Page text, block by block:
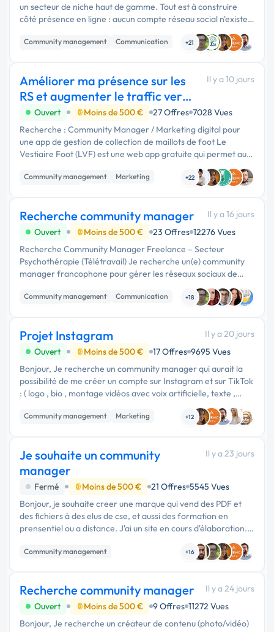
un secteur de niche haut de gamme. Tout est à construire
côté présence en ligne : aucun compte réseau social n'existe
encore. Le secteur exact sera communiqué aux candidats
retenus. Votre...
Community management
Communication
+21
Améliorer ma présence sur les
RS et augmenter le traffic vers
mon app
Il y a 10 jours
Ouvert Moins de 500 € 27 Offres 7028 Vues
Recherche : Community Manager / Marketing digital pour
une app de gestion de collection de maillots de foot Le
Vestiaire Foot (LVF) est une web app gratuite qui permet aux
Community management
Marketing
+22
Recherche community manager
Il y a 16 jours
Ouvert
Moins de 500 € 23 Offres 12276 Vues
Recherche Community Manager Freelance – Secteur
Psychothérapie (Télétravail) Je recherche un(e) community
manager francophone pour gérer les réseaux sociaux de
mon activité de psychothérapeute exerçant exclusivement
en téléconsultation. Missions : …
Community management
Communication
+18
Projet Instagram
Il y a 20 jours
Ouvert
Moins de 500 € 17 Offres 9695 Vues
Bonjour, Je recherche un community manager qui aurait la
possibilité de me créer un compte sur Instagram et sur TikTok
: ( logo , bio , montage vidéos avec voix artificielle, texte ,
Community management
Marketing
+12
Je souhaite un community
manager
Il y a 23 jours
Fermé Moins de 500 € 21 Offres 5545 Vues
Bonjour, je souhaite creer une marque qui vend des PDF et
des fichiers à des elus de cse, et aussi des formation en
prensentiel ou a distance. J'ai un site en cours d'élaboration.
Je souhaiterais un prestataire pour me creer le démarage.
L'idéal s...
Community management +16
Recherche community manager
Il y a 24 jours
Ouvert
Moins de 500 € 9 Offres 11272 Vues
Bonjour, Je recherche un créateur de contenu (photo/vidéo)